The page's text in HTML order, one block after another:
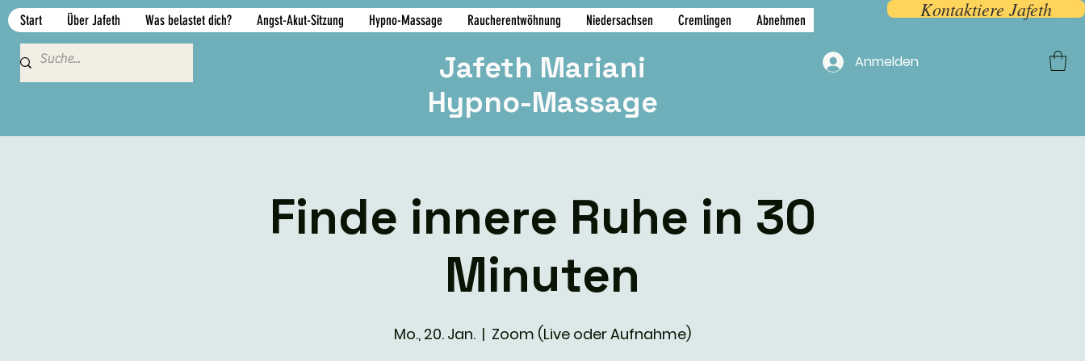
Start Über Jafeth Was belastet dich? Angst-Akut-Sitzung Hypno-Massage Raucherentwöhnung Niedersachsen Cremlingen Abnehmen More Kontaktiere Jafeth
Jafeth Mariani
Hypno-Massage
Anmelden
Finde innere Ruhe in 30
Minuten
Mo., 20. Jan.
  |
Zoom (Live oder Aufnahme)